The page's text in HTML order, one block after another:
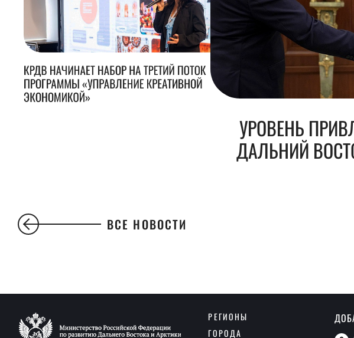
КРДВ НАЧИНАЕТ НАБОР НА ТРЕТИЙ ПОТОК
ПРОГРАММЫ «УПРАВЛЕНИЕ КРЕАТИВНОЙ
ЭКОНОМИКОЙ»
УРОВЕНЬ
ДАЛЬНИЙ
ВСЕ НОВОСТИ
РЕГИОНЫ
ГОРОДА